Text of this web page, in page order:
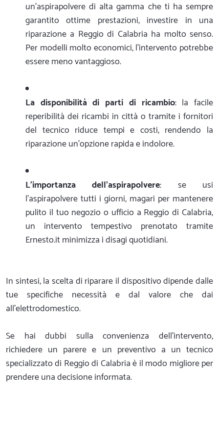
un'aspirapolvere di alta gamma che ti ha sempre
garantito ottime prestazioni, investire in una
riparazione a Reggio di Calabria ha molto senso.
Per modelli molto economici, l'intervento potrebbe
essere meno vantaggioso.
La disponibilità di parti di ricambio: la facile
reperibilità dei ricambi in città o tramite i fornitori
del tecnico riduce tempi e costi, rendendo la
riparazione un'opzione rapida e indolore.
L'importanza dell'aspirapolvere: se usi
l'aspirapolvere tutti i giorni, magari per mantenere
pulito il tuo negozio o ufficio a Reggio di Calabria,
un intervento tempestivo prenotato tramite
Ernesto.it minimizza i disagi quotidiani.
In sintesi, la scelta di riparare il dispositivo dipende dalle
tue specifiche necessità e dal valore che dai
all'elettrodomestico.
Se hai dubbi sulla convenienza dell'intervento,
richiedere un parere e un preventivo a un tecnico
specializzato di Reggio di Calabria è il modo migliore per
prendere una decisione informata.